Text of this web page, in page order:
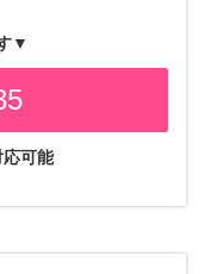
▼
可能